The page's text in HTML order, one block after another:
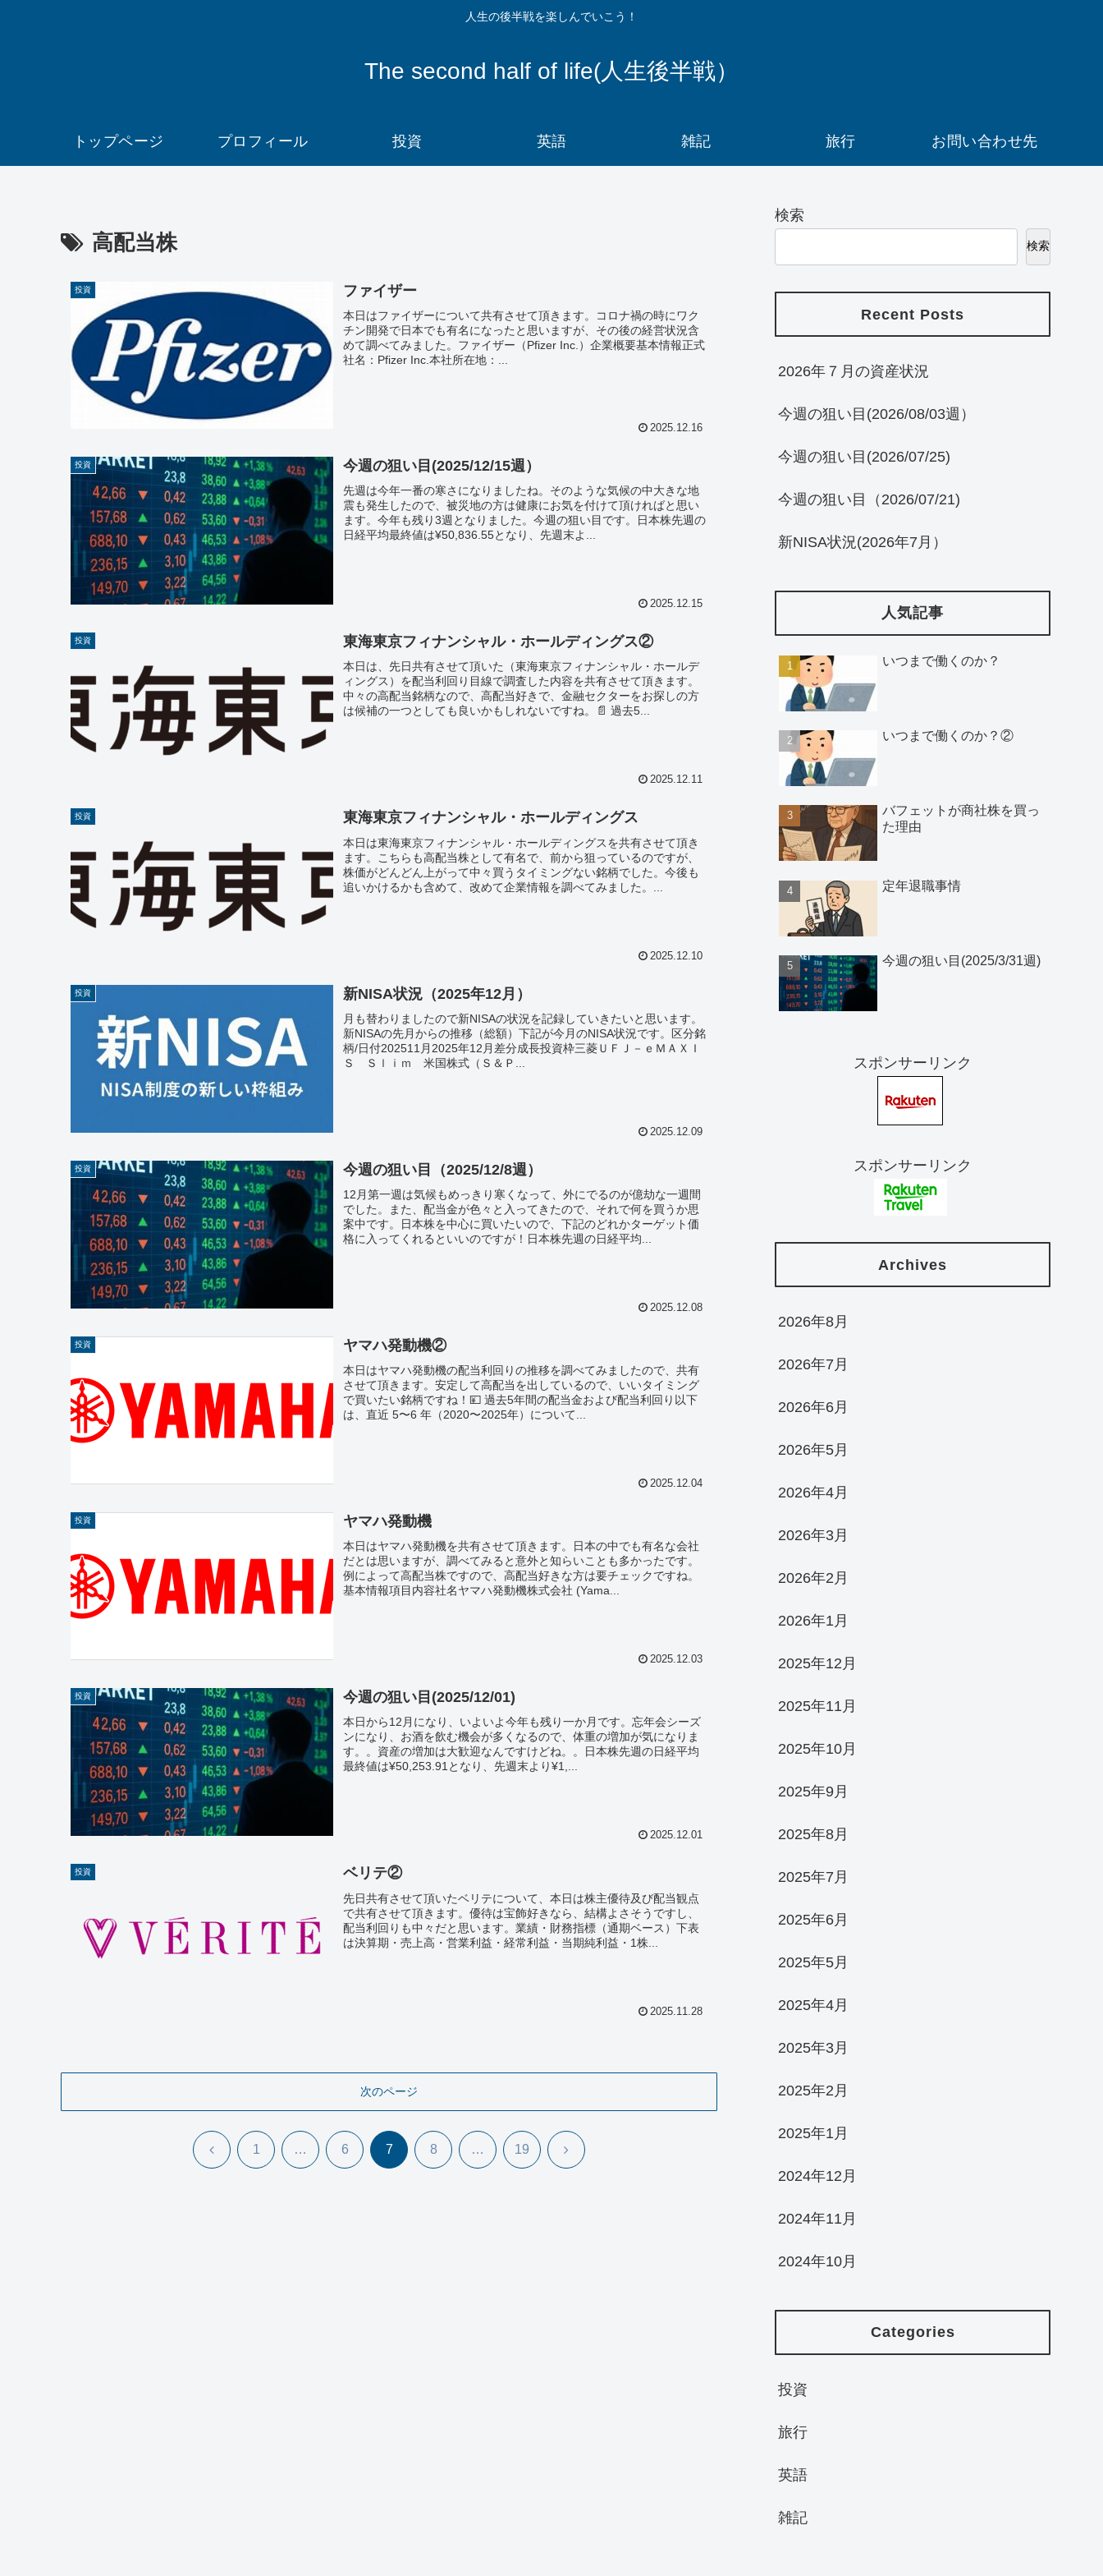
人生の後半戦を楽しんでいこう！
The second half of life(人生後半戦）
トップページ プロフィール 投資 英語 雑記 旅行 お問い合わせ先
高配当株
投資 ファイザー
本日はファイザーについて共有させて頂きます。コロナ禍の時にワク
チン開発で日本でも有名になったと思いますが、その後の経営状況含
めて調べてみました。ファイザー（Pfizer Inc.）企業概要基本情報正式
社名：Pfizer Inc.本社所在地：...
2025.12.16
投資 今週の狙い目(2025/12/15週）
先週は今年一番の寒さになりましたね。そのような気候の中大きな地
震も発生したので、被災地の方は健康にお気を付けて頂ければと思い
ます。今年も残り3週となりました。今週の狙い目です。日本株先週の
日経平均最終値は¥50,836.55となり、先週末よ...
2025.12.15
投資 東海東京フィナンシャル・ホールディングス②
本日は、先日共有させて頂いた（東海東京フィナンシャル・ホールデ
ィングス）を配当利回り目線で調査した内容を共有させて頂きます。
中々の高配当銘柄なので、高配当好きで、金融セクターをお探しの方
は候補の一つとしても良いかもしれないですね。📄 過去5...
2025.12.11
投資 東海東京フィナンシャル・ホールディングス
本日は東海東京フィナンシャル・ホールディングスを共有させて頂き
ます。こちらも高配当株として有名で、前から狙っているのですが、
株価がどんどん上がって中々買うタイミングない銘柄でした。今後も
追いかけるかも含めて、改めて企業情報を調べてみました。...
2025.12.10
投資 新NISA状況（2025年12月）
月も替わりましたので新NISAの状況を記録していきたいと思います。
新NISAの先月からの推移（総額）下記が今月のNISA状況です。区分銘
柄/日付202511月2025年12月差分成長投資枠三菱ＵＦＪ－ｅＭＡＸＩ
Ｓ Ｓｌｉｍ 米国株式（Ｓ＆Ｐ...
2025.12.09
投資 今週の狙い目（2025/12/8週）
12月第一週は気候もめっきり寒くなって、外にでるのが億劫な一週間
でした。また、配当金が色々と入ってきたので、それで何を買うか思
案中です。日本株を中心に買いたいので、下記のどれかターゲット価
格に入ってくれるといいのですが！日本株先週の日経平均...
2025.12.08
投資 ヤマハ発動機②
本日はヤマハ発動機の配当利回りの推移を調べてみましたので、共有
させて頂きます。安定して高配当を出しているので、いいタイミング
で買いたい銘柄ですね！💴 過去5年間の配当金および配当利回り以下
は、直近 5〜6 年（2020〜2025年）について...
2025.12.04
投資 ヤマハ発動機
本日はヤマハ発動機を共有させて頂きます。日本の中でも有名な会社
だとは思いますが、調べてみると意外と知らいことも多かったです。
例によって高配当株ですので、高配当好きな方は要チェックですね。
基本情報項目内容社名ヤマハ発動機株式会社 (Yama...
2025.12.03
投資 今週の狙い目(2025/12/01)
本日から12月になり、いよいよ今年も残り一か月です。忘年会シーズ
ンになり、お酒を飲む機会が多くなるので、体重の増加が気になりま
す。。資産の増加は大歓迎なんですけどね。。日本株先週の日経平均
最終値は¥50,253.91となり、先週末より¥1,...
2025.12.01
投資 ベリテ②
先日共有させて頂いたベリテについて、本日は株主優待及び配当観点
で共有させて頂きます。優待は宝飾好きなら、結構よさそうですし、
配当利回りも中々だと思います。業績・財務指標（通期ベース）下表
は決算期・売上高・営業利益・経常利益・当期純利益・1株...
2025.11.28
次のページ
前 1 … 6 7 8 … 19 次
検索
検索
Recent Posts
2026年７月の資産状況
今週の狙い目(2026/08/03週）
今週の狙い目(2026/07/25)
今週の狙い目（2026/07/21)
新NISA状況(2026年7月）
人気記事
いつまで働くのか？
いつまで働くのか？②
バフェットが商社株を買っ
た理由
定年退職事情
今週の狙い目(2025/3/31週)
スポンサーリンク
スポンサーリンク
Archives
2026年8月
2026年7月
2026年6月
2026年5月
2026年4月
2026年3月
2026年2月
2026年1月
2025年12月
2025年11月
2025年10月
2025年9月
2025年8月
2025年7月
2025年6月
2025年5月
2025年4月
2025年3月
2025年2月
2025年1月
2024年12月
2024年11月
2024年10月
Categories
投資
旅行
英語
雑記